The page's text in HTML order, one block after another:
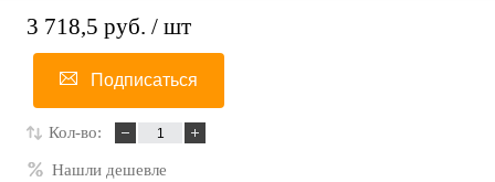
3 718,5 руб. / шт
Подписаться
Кол-во:
Нашли дешевле